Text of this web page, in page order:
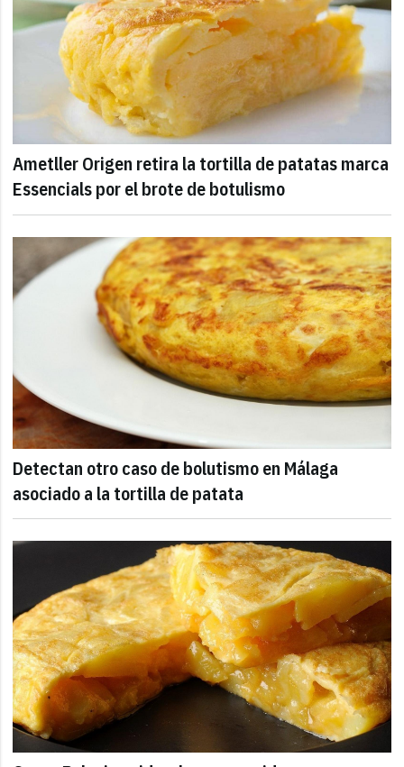
Ametller Origen retira la tortilla de patatas marca
Essencials por el brote de botulismo
Detectan otro caso de bolutismo en Málaga
asociado a la tortilla de patata